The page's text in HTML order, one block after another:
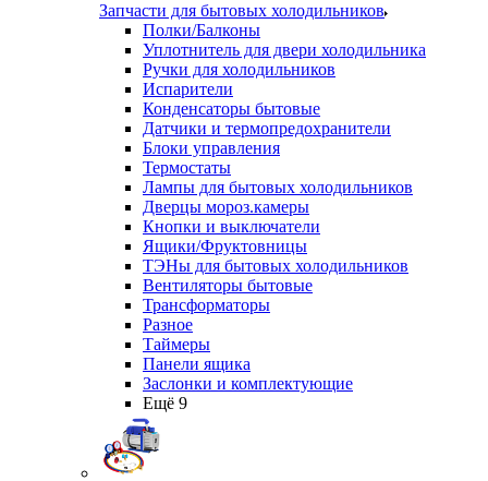
Запчасти для бытовых холодильников
Полки/Балконы
Уплотнитель для двери холодильника
Ручки для холодильников
Испарители
Конденсаторы бытовые
Датчики и термопредохранители
Блоки управления
Термостаты
Лампы для бытовых холодильников
Дверцы мороз.камеры
Кнопки и выключатели
Ящики/Фруктовницы
ТЭНы для бытовых холодильников
Вентиляторы бытовые
Трансформаторы
Разное
Таймеры
Панели ящика
Заслонки и комплектующие
Ещё 9